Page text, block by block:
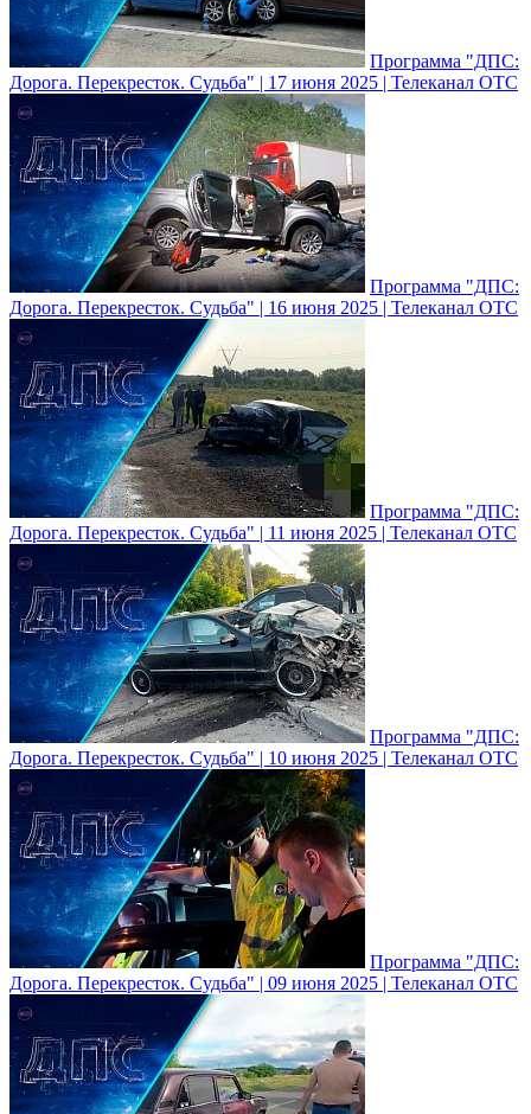
Программа "ДПС:
Дорога. Перекресток. Судьба" | 17 июня 2025 | Телеканал ОТС
Программа "ДПС:
Дорога. Перекресток. Судьба" | 16 июня 2025 | Телеканал ОТС
Программа "ДПС:
Дорога. Перекресток. Судьба" | 11 июня 2025 | Телеканал ОТС
Программа "ДПС:
Дорога. Перекресток. Судьба" | 10 июня 2025 | Телеканал ОТС
Программа "ДПС:
Дорога. Перекресток. Судьба" | 09 июня 2025 | Телеканал ОТС